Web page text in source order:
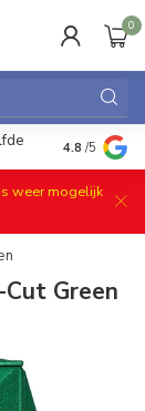
0
Gratis
4.8 /5
weer mogelijk
Green